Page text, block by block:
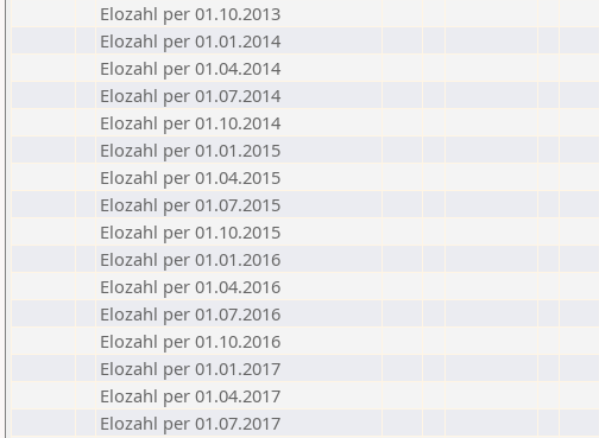
Elozahl per 01.10.2013
Elozahl per 01.01.2014
Elozahl per 01.04.2014
Elozahl per 01.07.2014
Elozahl per 01.10.2014
Elozahl per 01.01.2015
Elozahl per 01.04.2015
Elozahl per 01.07.2015
Elozahl per 01.10.2015
Elozahl per 01.01.2016
Elozahl per 01.04.2016
Elozahl per 01.07.2016
Elozahl per 01.10.2016
Elozahl per 01.01.2017
Elozahl per 01.04.2017
Elozahl per 01.07.2017